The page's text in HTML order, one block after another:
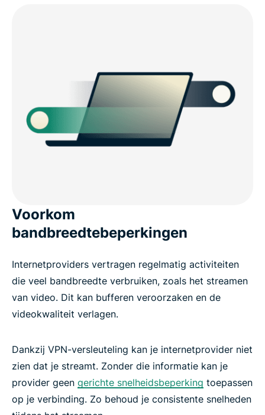
Voorkom
bandbreedtebeperkingen
Internetproviders vertragen regelmatig activiteiten
die veel bandbreedte verbruiken, zoals het streamen
van video. Dit kan bufferen veroorzaken en de
videokwaliteit verlagen.
Dankzij VPN-versleuteling kan je internetprovider niet
zien dat je streamt. Zonder die informatie kan je
provider geen gerichte snelheidsbeperking toepassen
op je verbinding. Zo behoud je consistente snelheden